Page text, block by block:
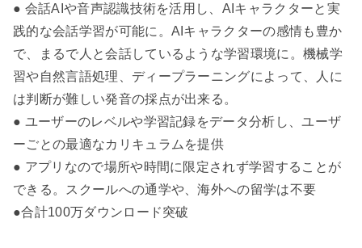
● 会話AIや音声認識技術を活用し、AIキャラクターと実
践的な会話学習が可能に。AIキャラクターの感情も豊か
で、まるで人と会話しているような学習環境に。機械学
習や自然言語処理、ディープラーニングによって、人に
は判断が難しい発音の採点が出来る。
● ユーザーのレベルや学習記録をデータ分析し、ユーザ
ーごとの最適なカリキュラムを提供
● アプリなので場所や時間に限定されず学習することが
できる。スクールへの通学や、海外への留学は不要
●合計100万ダウンロード突破